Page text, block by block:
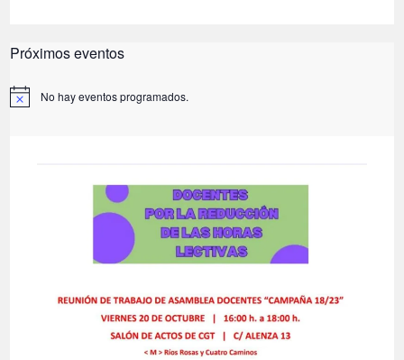
Próximos eventos
A
No hay eventos programados.